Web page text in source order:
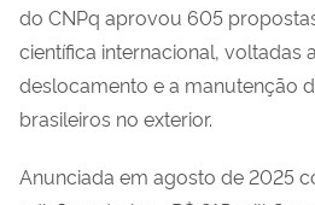
do CNPq aprovou 605
científica internacional, voltadas
deslocamento e a manutenção
brasileiros no exterior.
Anunciada em agosto de 2025